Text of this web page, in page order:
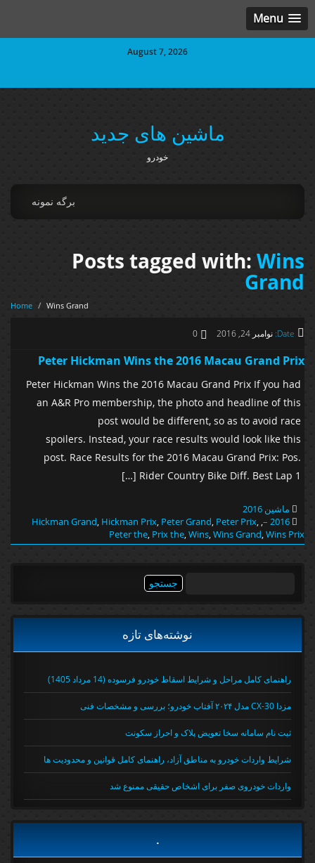
Menu
August 7, 2026
ماشین های جدید
خودرو
برگه نمونه
Posts tagged with:Wins
Grand
Home / Wins Grand
Date: نوامبر 24, 2016 0
Peter Hickman Wins the 2016 Macau Grand Prix
Peter Hickman Wins the 2016 Macau Grand Prix If you had
an A&R Pro membership, the photo and headline of this
post would be different, so as to avoid race
spoilers. Instead, your race results would look like this
post. Race Results for the 2016 Macau Grand Prix: Pos.
Rider Country Bike Diff. Best Lap 1 […]
ماشین 2016
2016 –
,
Hickman Grand,Hickman Prix,Peter Grand,Peter Prix
Peter the,Prix the,Wins,Wins Grand,Wins Prix
نوشته‌های تازه
راهنمای کامل مراحل و شرایط اسقاط خودرو فرسوده (14 مرداد 1405)
مزدا CX-30 مدل ۲۰۲۴ آفتاب خودرو؛ بررسی و مشخصات فنی
ثبت نام سامانه سخا تعویض پلاک و احراز سکونت
شرایط واردات خودرو به مناطق آزاد، راهنمای کامل قوانین و محدودیت ها
واردات خودروی صفر برای اشخاص حقیقی ممنوع شد